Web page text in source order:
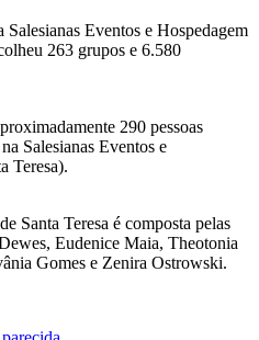
Eventos e Hospedagem
263 grupos e 6.580
290 pessoas
Salesianas Eventos e
Teresa).
Santa Teresa é composta pelas
Eudenice Maia, Theotonia
Gomes e Zenira Ostrowski.